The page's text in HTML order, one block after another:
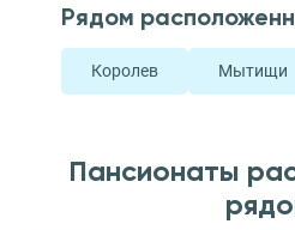
Рядом
Королев Мытищи
Пансионаты